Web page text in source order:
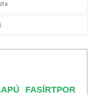
FASÍRTPOR